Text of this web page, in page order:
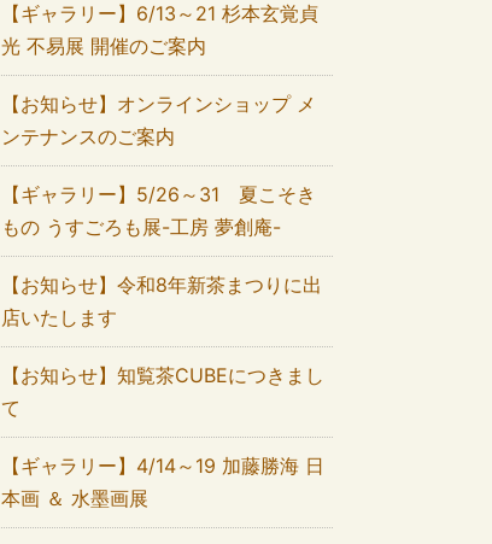
【ギャラリー】6/13～21 杉本玄覚貞
光 不易展 開催のご案内
【お知らせ】オンラインショップ メ
ンテナンスのご案内
【ギャラリー】5/26～31 夏こそき
もの うすごろも展-工房 夢創庵-
【お知らせ】令和8年新茶まつりに出
店いたします
【お知らせ】知覧茶CUBEにつきまし
て
【ギャラリー】4/14～19 加藤勝海 日
本画 ＆ 水墨画展